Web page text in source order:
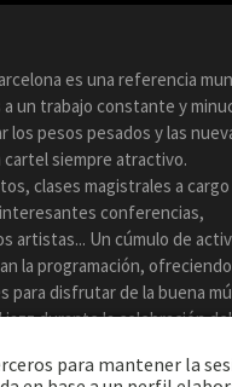
es una referencia
a un trabajo constante y
los pesos pesados y las
siempre atractivo.
clases magistrales a cargo
conferencias,
artistas... Un cúmulo de
la programación, ofreciendo
para disfrutar de la buena
jazz durante la celebración del
para mantener la